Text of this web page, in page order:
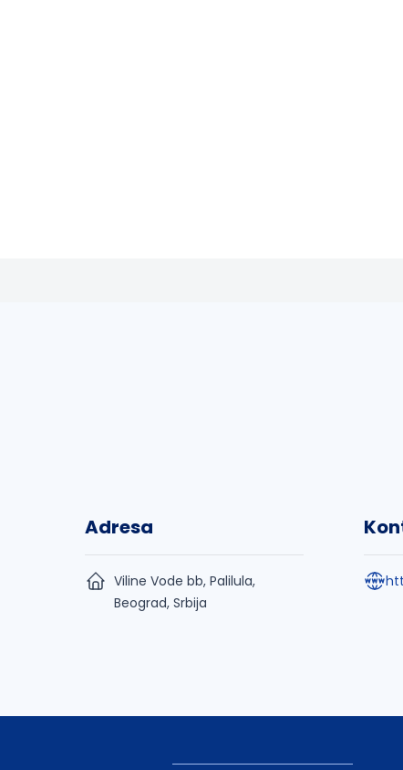
Adresa
Viline Vode bb, Palilula,
Beograd, Srbija